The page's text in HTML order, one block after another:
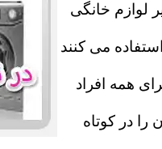
لوازم خانگی
می کنند
همه افراد
در کوتاه